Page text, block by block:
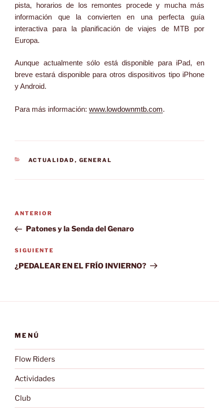
pista, horarios de los remontes procede y mucha más
información que la convierten en una perfecta guía
interactiva para la planificación de viajes de MTB por
Europa.
Aunque actualmente sólo está disponible para iPad, en
breve estará disponible para otros dispositivos tipo iPhone
y Android.
Para más información: www.lowdownmtb.com.
CATEGORÍAS
ACTUALIDAD , GENERAL
Navegación
entradas
Entrada
anterior:
ANTERIOR
Patones y la Senda del Genaro
Siguiente
entrada
SIGUIENTE
¿PEDALEAR EN EL FRÍO INVIERNO?
MENÚ
Flow Riders
Actividades
Club